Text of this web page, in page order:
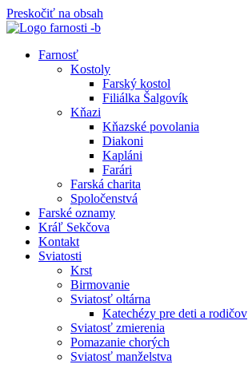
Preskočiť na obsah
Farnosť
Kostoly
Farský kostol
Filiálka Šalgovík
Kňazi
Kňazské povolania
Diakoni
Kapláni
Farári
Farská charita
Spoločenstvá
Farské oznamy
Kráľ Sekčova
Kontakt
Sviatosti
Krst
Birmovanie
Sviatosť oltárna
Katechézy pre deti a rodičov
Sviatosť zmierenia
Pomazanie chorých
Sviatosť manželstva